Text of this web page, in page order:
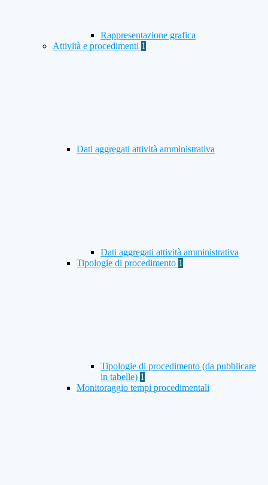
Rappresentazione grafica
Attività e procedimenti 1
Dati aggregati attività amministrativa
Dati aggregati attività amministrativa
Tipologie di procedimento 1
Tipologie di procedimento (da pubblicare
in tabelle) 1
Monitoraggio tempi procedimentali